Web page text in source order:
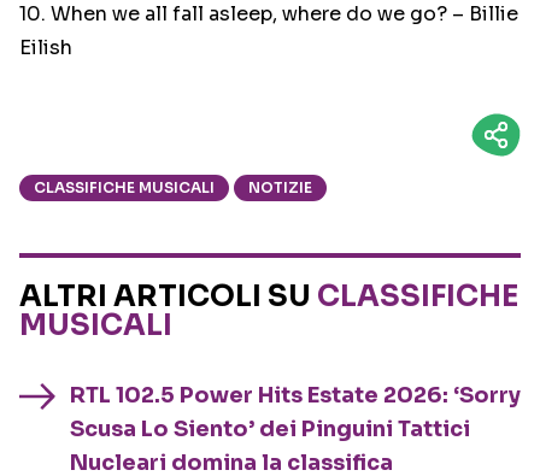
10. When we all fall asleep, where do we go? – Billie
Eilish
CLASSIFICHE MUSICALI NOTIZIE
ALTRI ARTICOLI SU CLASSIFICHE
MUSICALI
RTL 102.5 Power Hits Estate 2026: ‘Sorry
Scusa Lo Siento’ dei Pinguini Tattici
Nucleari domina la classifica